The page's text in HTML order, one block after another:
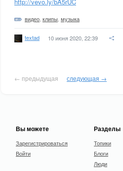
видео клипы музыка
textad 10 июня 2020, 22:39
← предыдущая следующая →
Вы можете
Зарегистрироваться
Войти
Разделы
Топики
Блоги
Люди